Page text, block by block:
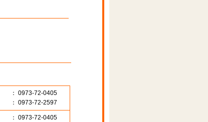
： 0973-72-0405
： 0973-72-2597
： 0973-72-0405